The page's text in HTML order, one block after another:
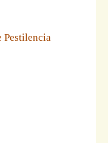
Pestilencia